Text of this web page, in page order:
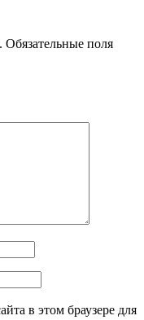
Обязательные поля
в этом браузере для